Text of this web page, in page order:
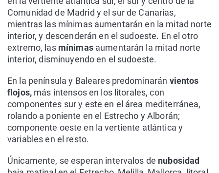
Comunidad de Madrid y el sur de Canarias,
mientras las mínimas aumentarán en la mitad norte
interior, y descenderán en el sudoeste. En el otro
extremo, las mínimas aumentarán la mitad norte
interior, disminuyendo en el sudoeste.
En la península y Baleares predominarán vientos
flojos, más intensos en los litorales, con
componentes sur y este en el área mediterránea,
rolando a poniente en el Estrecho y Alborán;
componente oeste en la vertiente atlántica y
variables en el resto.
Únicamente, se esperan intervalos de nubosidad